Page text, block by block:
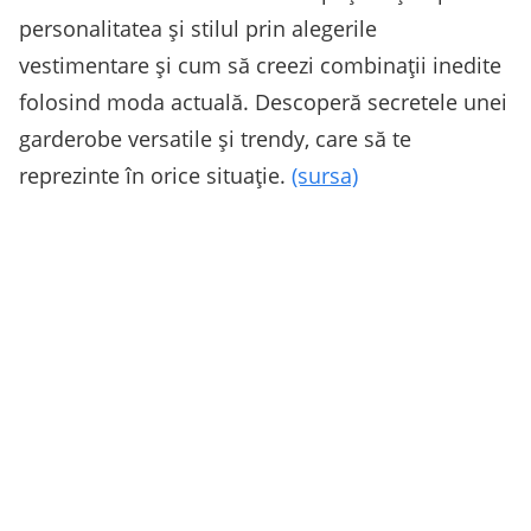
personalitatea și stilul prin alegerile
vestimentare și cum să creezi combinații inedite
folosind moda actuală. Descoperă secretele unei
garderobe versatile și trendy, care să te
reprezinte în orice situație. (sursa)